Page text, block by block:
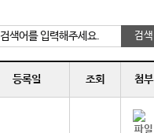
검색어를 입력해주세요.
등록일 조회 첨부